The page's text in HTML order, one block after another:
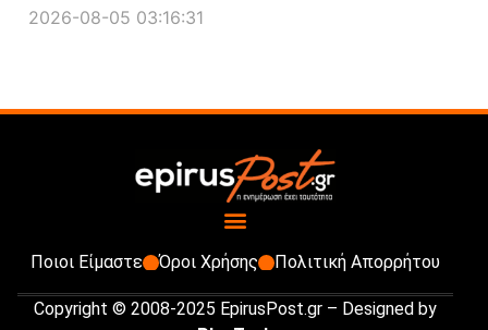
2026-08-05 03:16:31
Ποιοι Είμαστε Όροι Χρήσης Πολιτική Απορρήτου
Copyright © 2008-2025 EpirusPost.gr – Designed by